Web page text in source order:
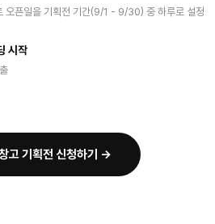
오픈일을 기획전 기간(9/1 - 9/30) 중 하루로 설정
시작
고 기획전 신청하기 →